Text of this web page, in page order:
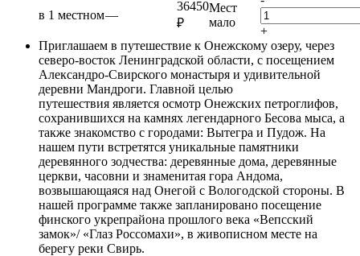
в 1 местном—
36450
₽
Мест
мало
+
Приглашаем в путешествие к Онежскому озеру, через
северо-восток Ленинградской области, с посещением
Александро-Свирского монастыря и удивительной
деревни Мандроги. Главной целью
путешествия является осмотр Онежских петроглифов,
сохранившихся на камнях легендарного Бесова мыса, а
также знакомство с городами: Вытегра и Пудож. На
нашем пути встретятся уникальные памятники
деревянного зодчества: деревянные дома, деревянные
церкви, часовни и знаменитая гора Андома,
возвышающаяся над Онегой с Вологодской стороны. В
нашей программе также запланировано посещение
финского укрепрайона прошлого века «Вепсский
замок»/ «Глаз Россомахи», в живописном месте на
берегу реки Свирь.